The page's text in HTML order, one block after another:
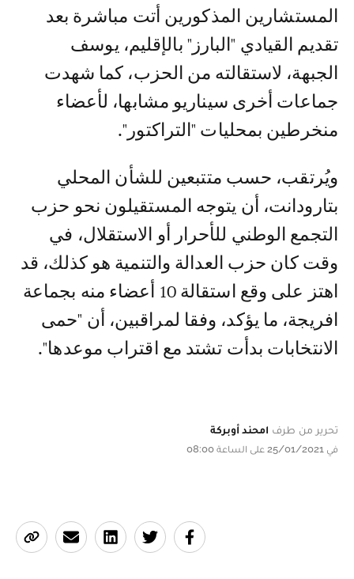
المستشارين المذكورين أتت مباشرة بعد
تقديم القيادي "البارز" بالإقليم، يوسف
الجبهة، لاستقالته من الحزب، كما شهدت
جماعات أخرى سيناريو مشابها، لأعضاء
منخرطين بمحليات "التراكتور".
ويُرتقب، حسب متتبعين للشأن المحلي
بتارودانت، أن يتوجه المستقيلون نحو حزب
التجمع الوطني للأحرار أو الاستقلال، في
وقت كان حزب العدالة والتنمية هو كذلك، قد
اهتز على وقع استقالة 10 أعضاء منه بجماعة
افريجة، ما يؤكد، وفقا لمراقبين، أن "حمى
الانتخابات بدأت تشتد مع اقتراب موعدها".
تحرير من طرف امحند أوبركة
في 25/01/2021 على الساعة 08:00